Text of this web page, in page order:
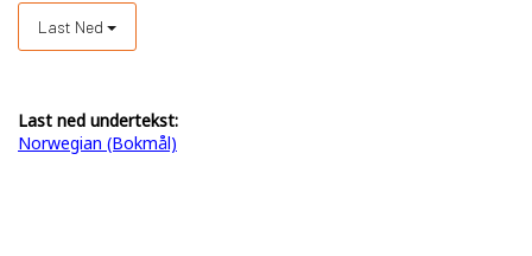
Last Ned
Last ned undertekst:
Norwegian (Bokmål)